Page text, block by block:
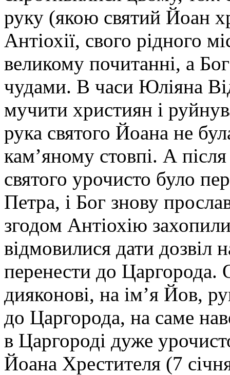
руку (якою святий Йоан
Антіохії, свого рідного
великому почитанні, а
чудами. В часи Юліяна
мучити християн і
рука святого Йоана не
кам’яному стовпі. А
святого урочисто було
Петра, і Бог знову
згодом Антіохію
відмовилися дати дозвіл
перенести до Царгорода.
дияконові, на ім’я Йов,
до Царгорода, на саме
в Царгороді дуже
Йоана Хрестителя (7